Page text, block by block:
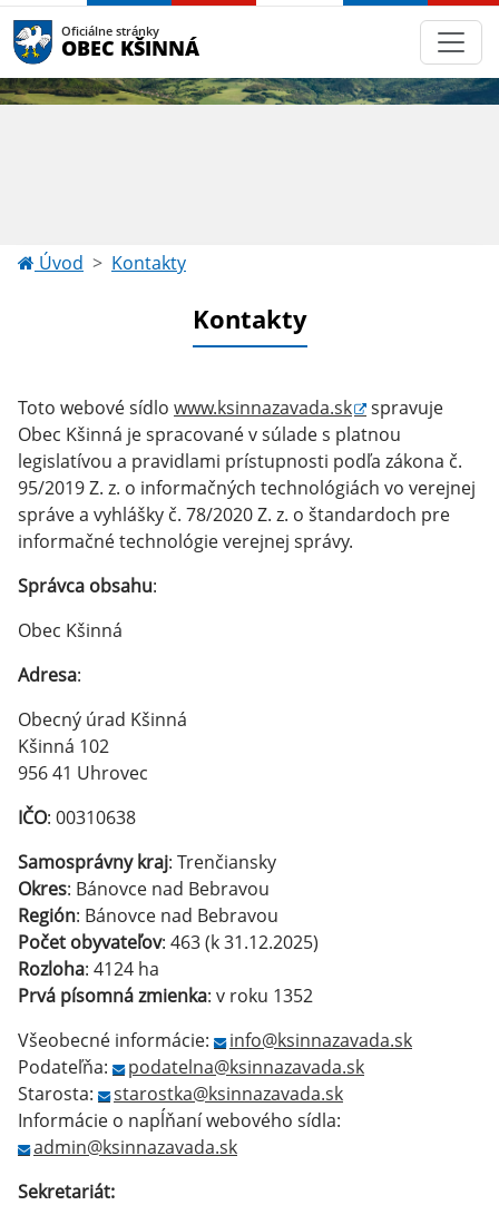
Oficiálne stránky
OBEC KŠINNÁ
Úvod Kontakty
Kontakty
Toto webové sídlo www.ksinnazavada.sk
spravuje
Obec Kšinná je spracované v súlade s platnou
legislatívou a pravidlami prístupnosti podľa zákona č.
95/2019 Z. z. o informačných technológiách vo verejnej
správe a vyhlášky č. 78/2020 Z. z. o štandardoch pre
informačné technológie verejnej správy.
Správca obsahu:
Obec Kšinná
Adresa:
Obecný úrad Kšinná
Kšinná 102
956 41 Uhrovec
IČO: 00310638
Samosprávny kraj: Trenčiansky
Okres: Bánovce nad Bebravou
Región: Bánovce nad Bebravou
Počet obyvateľov: 463 (k 31.12.2025)
Rozloha: 4124 ha
Prvá písomná zmienka: v roku 1352
Všeobecné informácie:
info@ksinnazavada.sk
Podateľňa:
podatelna@ksinnazavada.sk
Starosta:
starostka@ksinnazavada.sk
Informácie o napĺňaní webového sídla:
admin@ksinnazavada.sk
Sekretariát: